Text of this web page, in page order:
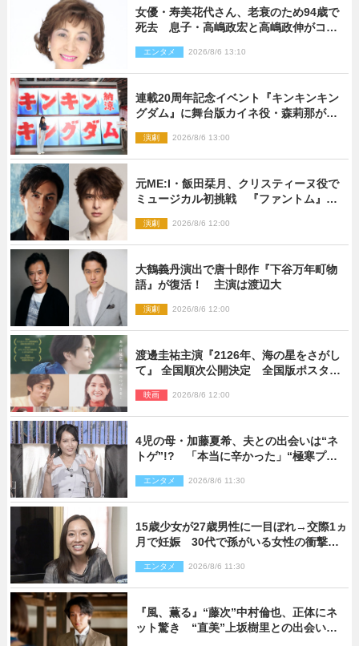
女優・寿美花代さん、老衰のため94歳で
死去 息子・高嶋政宏と高嶋政伸がコメ
優しい母でした」
エンタメ 2026/8/6 13:10
連載20周年記念イベント『キンキンキン
グダム』に舞台版カイネ役・森莉那が潜
演劇 2026/8/6 13:00
元ME:I・飯田栞月、クリスティーヌ役で
ミュージカル初挑戦 『ファントム』
演劇 2026/8/6 12:00
大鶴義丹演出で唐十郎作『下谷万年町物
語』が復活！ 主演は渡辺大
演劇 2026/8/6 12:00
渡邊圭祐主演『2126年、海の星をさがし
て』 全国順次公開決定 全国版ポスター
映画 2026/8/6 12:00
4児の母・加藤夏希、夫との出会いは“ネ
トゲ”!? 「本当に辛かった」“極寒プロ
エンタメ 2026/8/6 11:30
15歳少女が27歳男性に一目ぼれ→交際1ヵ
月で妊娠 30代で孫がいる女性の衝撃半
エンタメ 2026/8/6 11:30
『風、薫る』“藤次”中村倫也、正体にネ
ット驚き “直美”上坂樹里との出会いに